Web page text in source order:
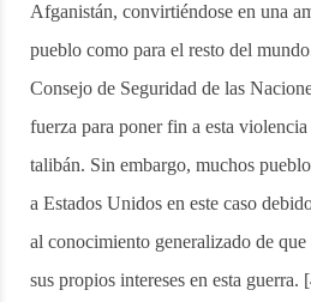
Afganistán, convirtiéndose en una
pueblo como para el resto del
Consejo de Seguridad de las
fuerza para poner fin a esta
talibán. Sin embargo, muchos
a Estados Unidos en este caso
al conocimiento generalizado de
sus propios intereses en esta guerra.